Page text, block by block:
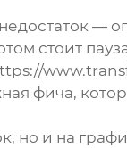
—
стоит
фича,
но и на